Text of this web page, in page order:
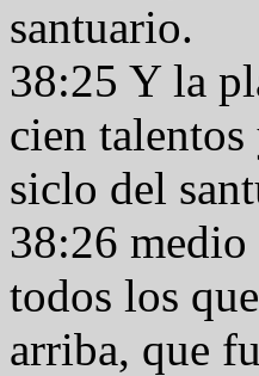
santuario.
38:25 Y la
cien
siclo del
38:26 medio
todos los
arriba, que